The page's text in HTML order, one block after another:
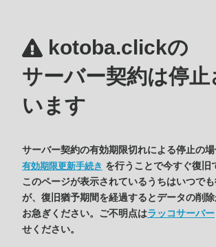
kotoba.clickの
サーバー契約は停止
います
サーバー契約の有効期限切れによる停止の
有効期限更新手続き を行うことで今すぐ復旧
このページが表示されているうちはいつで
が、復旧猶予期間を経過するとデータの削
お急ぎください。ご不明点はラッコサーバー
せください。